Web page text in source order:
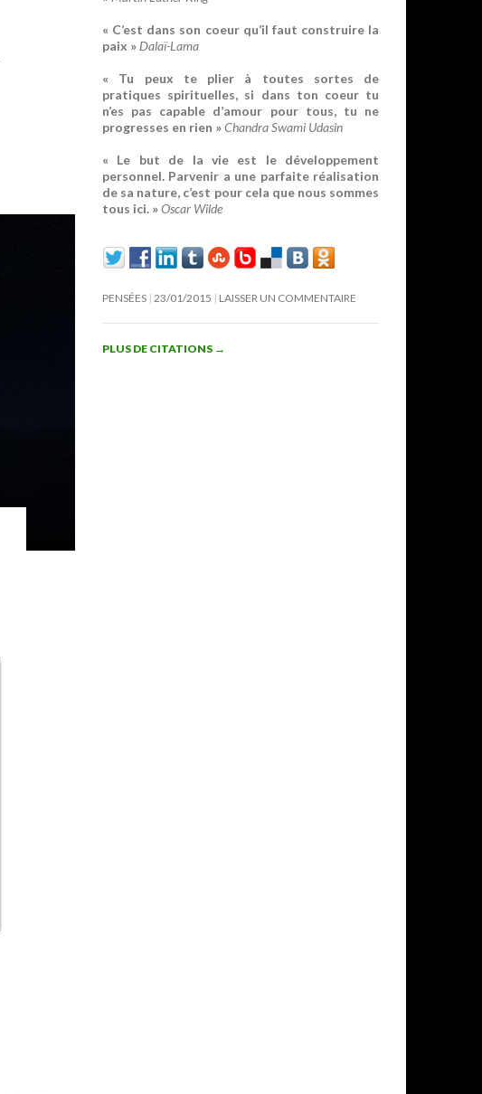
« C’est dans son coeur qu’il faut construire la
paix » Dalaï-Lama
« Tu peux te plier à toutes sortes de
pratiques spirituelles, si dans ton coeur tu
n’es pas capable d’amour pour tous, tu ne
progresses en rien »Chandra Swami Udasin
« Le but de la vie est le développement
personnel. Parvenir a une parfaite réalisation
de sa nature, c’est pour cela que nous sommes
tous ici. »Oscar Wilde
PENSÉES 23/01/2015 LAISSER UN COMMENTAIRE
PLUS DE CITATIONS →